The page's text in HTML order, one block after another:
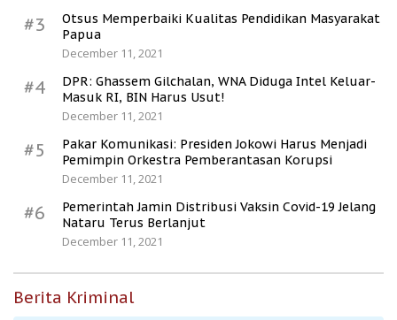
#3
Otsus Memperbaiki Kualitas Pendidikan Masyarakat
Papua
December 11, 2021
#4
DPR: Ghassem Gilchalan, WNA Diduga Intel Keluar-
Masuk RI, BIN Harus Usut!
December 11, 2021
#5
Pakar Komunikasi: Presiden Jokowi Harus Menjadi
Pemimpin Orkestra Pemberantasan Korupsi
December 11, 2021
#6
Pemerintah Jamin Distribusi Vaksin Covid-19 Jelang
Nataru Terus Berlanjut
December 11, 2021
Berita Kriminal